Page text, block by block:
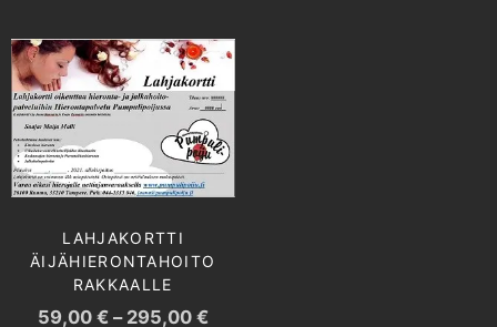
LAHJAKORTTI
ÄIJÄHIERONTAHOITO
RAKKAALLE
59,00 € – 295,00 €